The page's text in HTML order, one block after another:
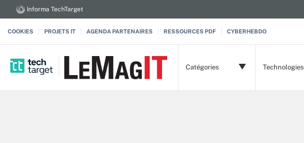
Informa TechTarget
COOKIES PROJETS IT AGENDA PARTENAIRES RESSOURCES PDF CYBERHEBDO
Catégories Technologies